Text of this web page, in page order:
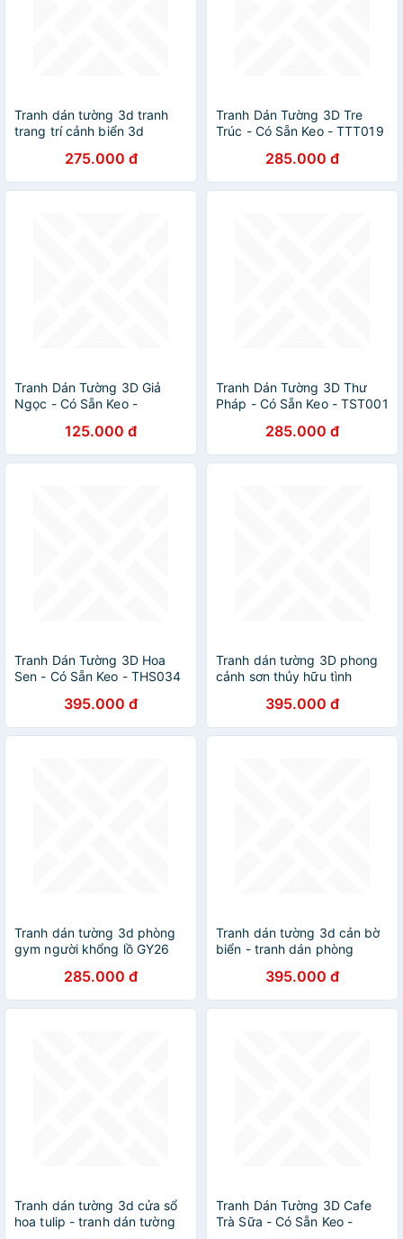
Tranh dán tường 3d tranh
trang trí cảnh biển 3d
sẵn keo, dễ dán(Có in theo
yêu cầu)
275.000 đ
Tranh Dán Tường 3D Tre
Trúc - Có Sẵn Keo - TTT019
285.000 đ
Tranh Dán Tường 3D Giả
Ngọc - Có Sẵn Keo -
125.000 đ
Tranh Dán Tường 3D Thư
Pháp - Có Sẵn Keo - TST001
285.000 đ
Tranh Dán Tường 3D Hoa
Sen - Có Sẵn Keo - THS034
395.000 đ
Tranh dán tường 3D phong
cảnh sơn thủy hữu tình
395.000 đ
Tranh dán tường 3d phòng
gym người khổng lồ GY26
285.000 đ
Tranh dán tường 3d cản bờ
biển - tranh dán phòng
lang DD107395.000 đ
Tranh dán tường 3d cửa sổ
hoa tulip - tranh dán tường
Tranh Dán Tường 3D Cafe
Trà Sữa - Có Sẵn Keo -